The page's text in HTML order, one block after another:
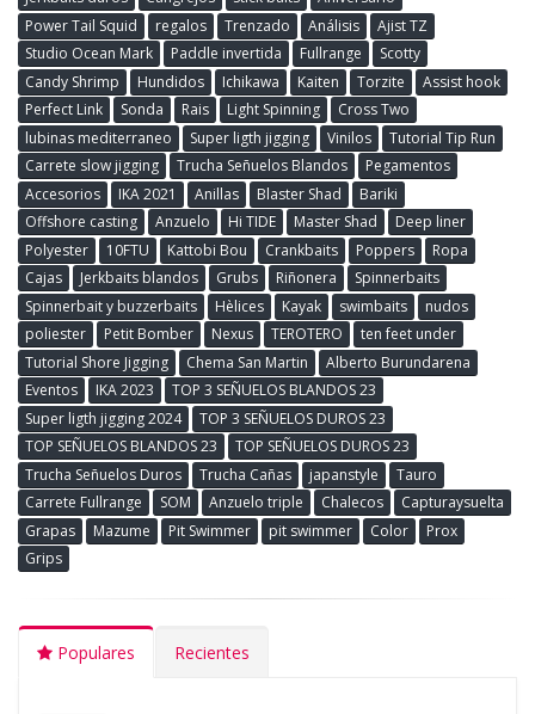
Power Tail Squid
regalos Trenzado Análisis
Ajist TZ
Studio Ocean Mark
Paddle invertida Fullrange
Scotty
Candy Shrimp
Hundidos Ichikawa Kaiten Torzite
Assist hook
Perfect Link
Sonda Rais Light Spinning
Cross Two
lubinas mediterraneo
Super ligth jigging Vinilos
Tutorial Tip Run
Carrete slow jigging
Trucha Señuelos Blandos
Pegamentos
Accesorios
IKA 2021 Anillas Blaster Shad
Bariki
Offshore casting
Anzuelo Hi TIDE Master Shad
Deep liner
Polyester
10FTU Kattobi Bou Crankbaits Poppers
Ropa
Cajas
Jerkbaits blandos Grubs Riñonera
Spinnerbaits
Spinnerbait y buzzerbaits
Hèlices Kayak swimbaits
nudos
poliester
Petit Bomber Nexus TEROTERO
ten feet under
Tutorial Shore Jigging
Chema San Martin
Alberto Burundarena
Eventos
IKA 2023
TOP 3 SEÑUELOS BLANDOS 23
Super ligth jigging 2024
TOP 3 SEÑUELOS DUROS 23
TOP SEÑUELOS BLANDOS 23
TOP SEÑUELOS DUROS 23
Trucha Señuelos Duros
Trucha Cañas japanstyle
Tauro
Carrete Fullrange
SOM Anzuelo triple Chalecos
Capturaysuelta
Grapas
Mazume Pit Swimmer pit swimmer Color
Prox
Grips
Populares Recientes